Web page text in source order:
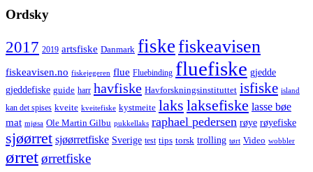
Ordsky
2017 2019 artsfiske Danmark fiskefiskeavisen
fiskeavisen.no fiskejegeren flue Fluebinding fluefiske gjedde
gjeddefiske guide harr havfiske Havforskningsinstituttet isfiske island
kan det spises kveite kveitefiske kystmeite laks laksefiske lasse bøe
mat mjøsa Ole Martin Gilbu pukkellaks raphael pedersen røye røyefiske
sjøørret sjøørretfiske Sverige test tips torsk trolling tørt Video wobbler
ørretørretfiske